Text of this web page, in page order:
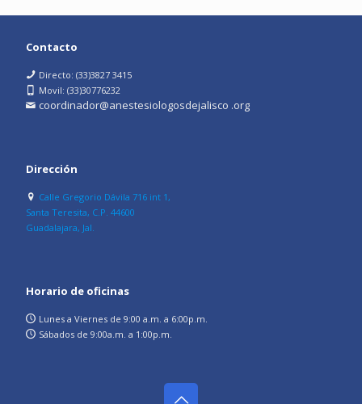
Contacto
Directo: (33)3827 3415
Movil: (33)30776232
coordinador@anestesiologosdejalisco .org
Dirección
Calle Gregorio Dávila 716 int 1,
Santa Teresita, C.P. 44600
Guadalajara, Jal.
Horario de oficinas
Lunes a Viernes de 9:00 a.m. a 6:00p.m.
Sábados de 9:00a.m. a 1:00p.m.